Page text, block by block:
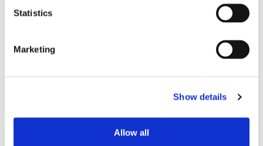
Statistics
Marketing
Show details
Allow all
tonnageskatten: Avtalet om
Gotlandstrafiken flyttas hem